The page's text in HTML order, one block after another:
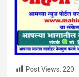
Post Views: 220